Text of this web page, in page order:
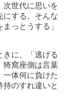
次世代に思いを
にする。そんな
っとうする」
きに、「逃げる
猗窩座側は言葉
一体何に負けた
のすれ違いと